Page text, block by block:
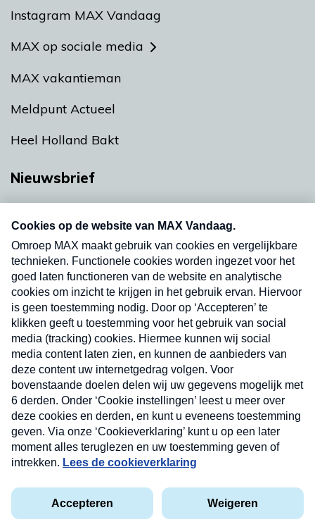
Instagram MAX Vandaag
MAX op sociale media
MAX vakantieman
Meldpunt Actueel
Heel Holland Bakt
Nieuwsbrief
nieuwsbrief. Elke vrijdag- en dinsdagochtend in
uw mailbox.
Verzend
Privacyverklaring
Cookieverklaring
Kwetsbaarheid melden
Nieuwsbrief
Neem hier een gratis abonnement op onze
nieuwsbrief. Elke vrijdag- en dinsdagochtend in uw